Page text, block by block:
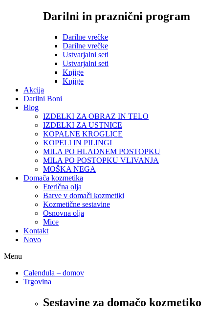
Darilni in praznični program
Darilne vrečke
Darilne vrečke
Ustvarjalni seti
Ustvarjalni seti
Knjige
Knjige
Akcija
Darilni Boni
Blog
IZDELKI ZA OBRAZ IN TELO
IZDELKI ZA USTNICE
KOPALNE KROGLICE
KOPELI IN PILINGI
MILA PO HLADNEM POSTOPKU
MILA PO POSTOPKU VLIVANJA
MOŠKA NEGA
Domača kozmetika
Eterična olja
Barve v domači kozmetiki
Kozmetične sestavine
Osnovna olja
Mice
Kontakt
Novo
Menu
Calendula – domov
Trgovina
Sestavine za domačo kozmetiko